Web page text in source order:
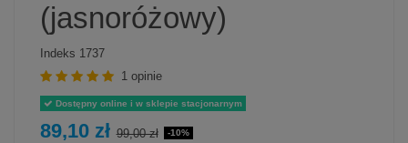
(jasnoróżowy)
Indeks 1737
1 opinie
Dostępny online i w sklepie stacjonarnym
89,10 zł 99,00 zł -10%